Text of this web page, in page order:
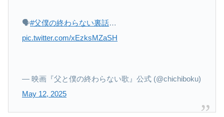
🗣#父僕の終わらない裏話…
pic.twitter.com/xEzksMZaSH
— 映画『父と僕の終わらない歌』公式 (@chichiboku)
May 12, 2025